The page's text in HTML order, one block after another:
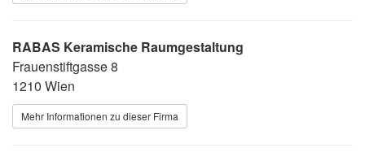
RABAS Keramische Raumgestaltung
Frauenstiftgasse 8
1210 Wien
Mehr Informationen zu dieser Firma